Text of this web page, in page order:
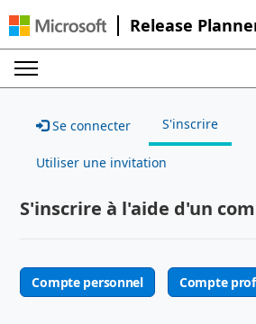
Release
Se connecter S'inscrire
Utiliser une invitation
S'inscrire à l'aide d'un
Compte personnel Compte